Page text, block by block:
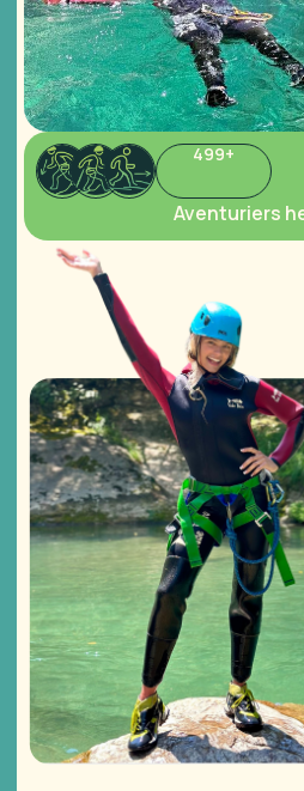
499+
Aventuriers